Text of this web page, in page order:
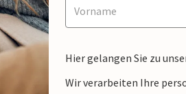
Hier gelangen Sie zu
Wir verarbeiten Ihre